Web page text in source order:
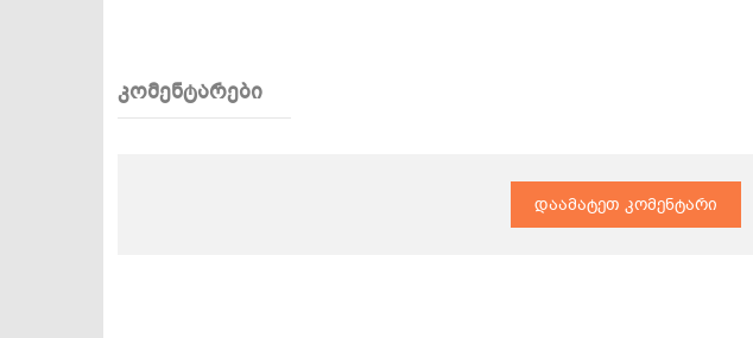
კომენტარები
დაამატეთ კომენტარი